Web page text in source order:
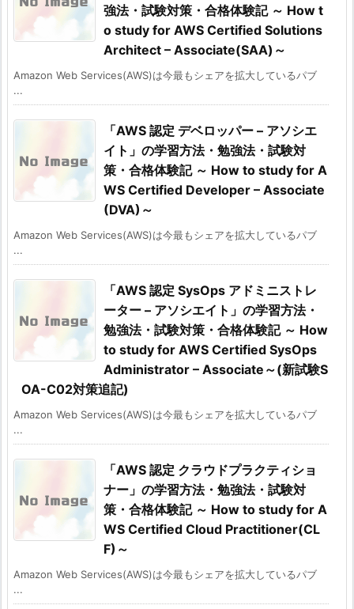
強法・試験対策・合格体験記 ～ How t
o study for AWS Certified Solutions
Architect – Associate(SAA)～
Amazon Web Services(AWS)は今最もシェアを拡大しているパブ
...
「AWS 認定 デベロッパー – アソシエ
イト」の学習方法・勉強法・試験対
策・合格体験記 ～ How to study for A
WS Certified Developer – Associate
(DVA)～
Amazon Web Services(AWS)は今最もシェアを拡大しているパブ
...
「AWS 認定 SysOps アドミニストレ
ーター – アソシエイト」の学習方法・
勉強法・試験対策・合格体験記 ～ How
to study for AWS Certified SysOps
Administrator – Associate～(新試験S
OA-C02対策追記)
Amazon Web Services(AWS)は今最もシェアを拡大しているパブ
...
「AWS 認定 クラウドプラクティショ
ナー」の学習方法・勉強法・試験対
策・合格体験記 ～ How to study for A
WS Certified Cloud Practitioner(CL
F)～
Amazon Web Services(AWS)は今最もシェアを拡大しているパブ
...